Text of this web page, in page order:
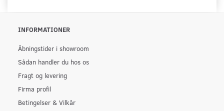
INFORMATIONER
Åbningstider i showroom
Sådan handler du hos os
Fragt og levering
Firma profil
Betingelser & Vilkår